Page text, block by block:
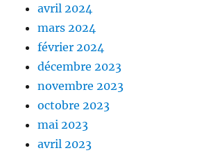
avril 2024
mars 2024
février 2024
décembre 2023
novembre 2023
octobre 2023
mai 2023
avril 2023